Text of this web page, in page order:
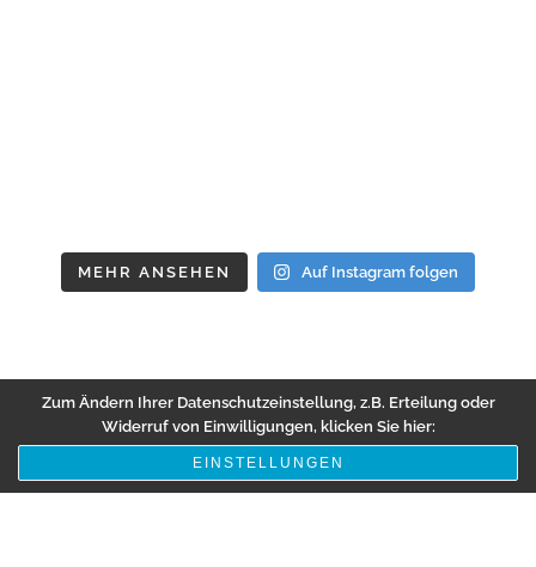
MEHR ANSEHEN Auf Instagram folgen
Zum Ändern Ihrer Datenschutzeinstellung, z.B. Erteilung oder
Widerruf von Einwilligungen, klicken Sie hier:
EINSTELLUNGEN